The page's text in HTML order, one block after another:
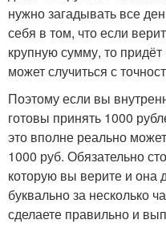
нужно загадывать все
себя в том, что если
крупную сумму, то
может случиться с
Поэтому если вы
готовы принять 1000
это вполне реально
1000 руб. Обязательно
которую вы верите и она
буквально за несколько
сделаете правильно и